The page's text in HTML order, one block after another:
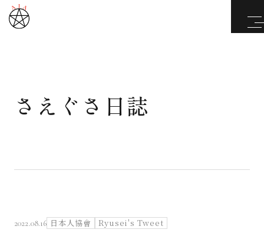
武道と医道
さえぐさ日誌
さえぐさ日誌
2022.08.16 日本人協會 Ryusei's Tweet